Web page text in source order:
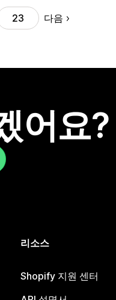
23 다음
어요?
리소스
Shopify 지원 센터